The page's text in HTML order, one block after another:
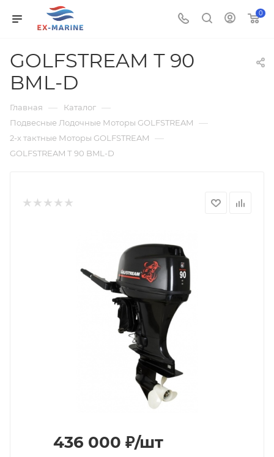
0
GOLFSTREAM Т 90
BML-D
Главная — Каталог —
Подвесные Лодочные Моторы GOLFSTREAM —
2-х тактные Моторы GOLFSTREAM —
GOLFSTREAM Т 90 BML-D
436 000 ₽/шт